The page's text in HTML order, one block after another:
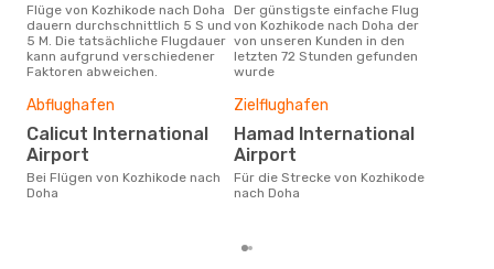
Flüge von Kozhikode nach Doha
dauern durchschnittlich 5 S und
5 M. Die tatsächliche Flugdauer
kann aufgrund verschiedener
Faktoren abweichen.
Der günstigste einfache Flug
von Kozhikode nach Doha der
von unseren Kunden in den
letzten 72 Stunden gefunden
wurde
Abflughafen
Calicut International
Airport
Bei Flügen von Kozhikode nach
Doha
Zielflughafen
Hamad International
Airport
Für die Strecke von Kozhikode
nach Doha